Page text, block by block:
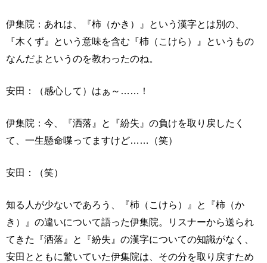
伊集院：あれは、『柿（かき）』という漢字とは別の、
『木くず』という意味を含む『杮（こけら）』というもの
なんだよというのを教わったのね。
安田：（感心して）はぁ～……！
伊集院：今、『洒落』と『紛失』の負けを取り戻したく
て、一生懸命喋ってますけど……（笑）
安田：（笑）
知る人が少ないであろう、『杮（こけら）』と『柿（か
き）』の違いについて語った伊集院。リスナーから送られ
てきた『洒落』と『紛失』の漢字についての知識がなく、
安田とともに驚いていた伊集院は、その分を取り戻すため